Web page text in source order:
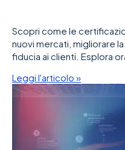
Scopri come le
nuovi mercati, migliorare
fiducia ai clienti. Esplora
Leggi l'articolo »